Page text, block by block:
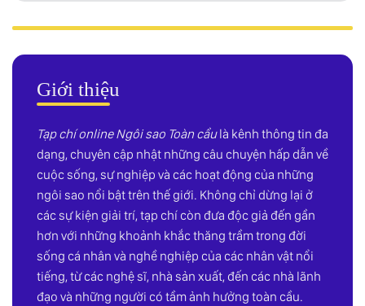
Giới thiệu
Tạp chí online Ngôi sao Toàn cầulà kênh thông tin đa
dạng, chuyên cập nhật những câu chuyện hấp dẫn về
cuộc sống, sự nghiệp và các hoạt động của những
ngôi sao nổi bật trên thế giới. Không chỉ dừng lại ở
các sự kiện giải trí, tạp chí còn đưa độc giả đến gần
hơn với những khoảnh khắc thăng trầm trong đời
sống cá nhân và nghề nghiệp của các nhân vật nổi
tiếng, từ các nghệ sĩ, nhà sản xuất, đến các nhà lãnh
đạo và những người có tầm ảnh hưởng toàn cầu.